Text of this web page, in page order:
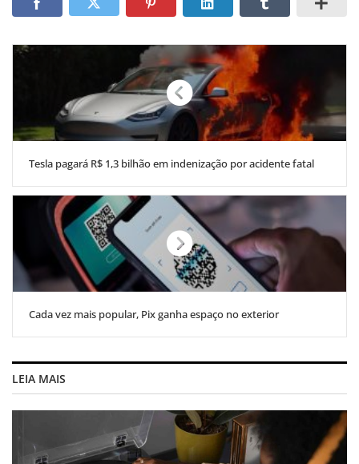
Tesla pagará R$ 1,3 bilhão em indenização por acidente fatal
Cada vez mais popular, Pix ganha espaço no exterior
LEIA MAIS